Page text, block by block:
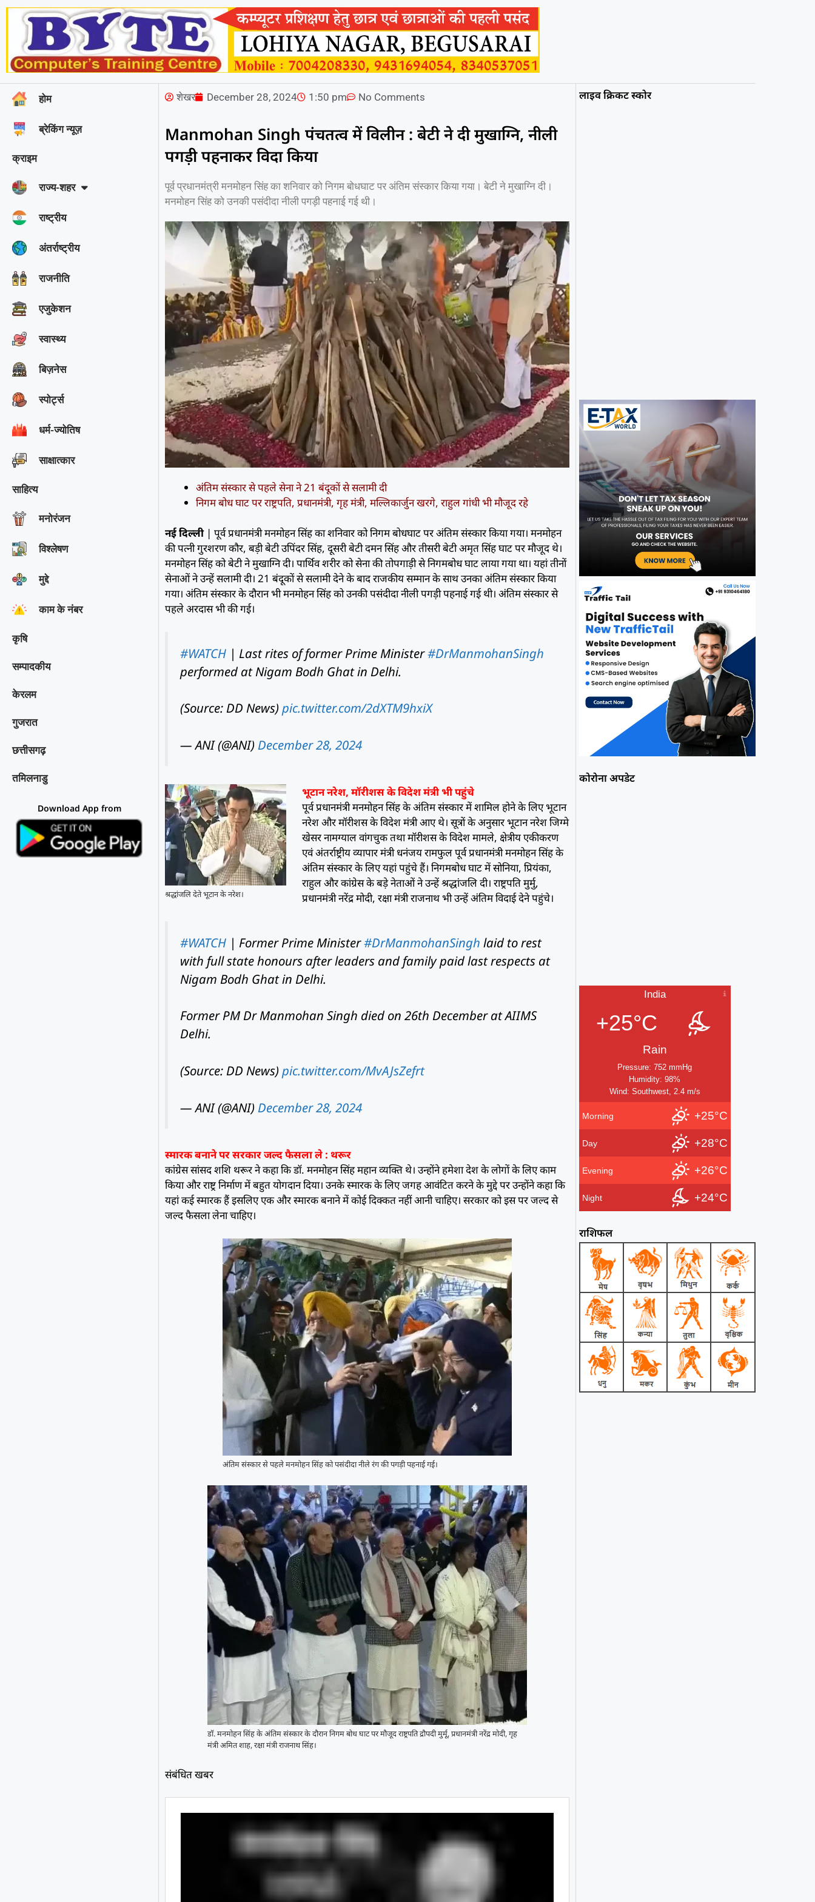
होम
ब्रेकिंग न्यूज़
क्राइम
राज्‍य-शहर
राष्ट्रीय
अंतर्राष्ट्रीय
राजनीति
एजुकेशन
स्वास्थ्य
बिज़नेस
स्पोर्ट्स
धर्म-ज्योतिष
साक्षात्‍कार
साहित्य
मनोरंजन
विश्‍लेषण
मुद्दे
काम के नंबर
कृषि
सम्पादकीय
केरलम
गुजरात
छत्तीसगढ़
तमिलनाडु
Download App from
शेखर December 28, 2024 1:50 pm No Comments
Manmohan Singh पंचतत्व में विलीन : बेटी ने दी मुखाग्नि, नीली
पगड़ी पहनाकर विदा किया
पूर्व प्रधानमंत्री मनमोहन सिंह का शनिवार को निगम बोधघाट पर अंतिम संस्कार किया गया। बेटी ने मुखाग्नि दी।
मनमोहन सिंह को उनकी पसंदीदा नीली पगड़ी पहनाई गई थी।
अंतिम संस्कार से पहले सेना ने 21 बंदूकों से सलामी दी
निगम बोध घाट पर राष्ट्रपति, प्रधानमंत्री, गृह मंत्री, मल्लिकार्जुन खरगे, राहुल गांधी भी मौजूद रहे
नई दिल्ली| पूर्व प्रधानमंत्री मनमोहन सिंह का शनिवार को निगम बोधघाट पर अंतिम संस्कार किया गया। मनमोहन
की पत्नी गुरशरण कौर, बड़ी बेटी उपिंदर सिंह, दूसरी बेटी दमन सिंह और तीसरी बेटी अमृत सिंह घाट पर मौजूद थे।
मनमोहन सिंह को बेटी ने मुखाग्नि दी। पार्थिव शरीर को सेना की तोपगाड़ी से निगमबोध घाट लाया गया था। यहां तीनों
सेनाओं ने उन्हें सलामी दी। 21 बंदूकों से सलामी देने के बाद राजकीय सम्मान के साथ उनका अंतिम संस्कार किया
गया। अंतिम संस्कार के दौरान भी मनमोहन सिंह को उनकी पसंदीदा नीली पगड़ी पहनाई गई थी। अंतिम संस्कार से
पहले अरदास भी की गई।
#WATCH | Last rites of former Prime Minister#DrManmohanSingh
performed at Nigam Bodh Ghat in Delhi.
(Source: DD News)pic.twitter.com/2dXTM9hxiX
— ANI (@ANI) December 28, 2024
श्रद्धांजलि देते भूटान के नरेश।
भूटान नरेश, मॉरीशस के विदेश मंत्री भी पहुंचे
पूर्व प्रधानमंत्री मनमोहन सिंह के अंतिम संस्कार में शामिल होने के लिए भूटान
नरेश और मॉरीशस के विदेश मंत्री आए थे। सूत्रों के अनुसार भूटान नरेश जिग्मे
खेसर नामग्याल वांगचुक तथा मॉरीशस के विदेश मामले, क्षेत्रीय एकीकरण
एवं अंतर्राष्ट्रीय व्यापार मंत्री धनंजय रामफुल पूर्व प्रधानमंत्री मनमोहन सिंह के
अंतिम संस्कार के लिए यहां पहुंचे हैं। निगमबोध घाट में सोनिया, प्रियंका,
राहुल और कांग्रेस के बड़े नेताओं ने उन्हें श्रद्धांजलि दी। राष्ट्रपति मुर्मु,
प्रधानमंत्री नरेंद्र मोदी, रक्षा मंत्री राजनाथ भी उन्हें अंतिम विदाई देने पहुंचे।
#WATCH | Former Prime Minister#DrManmohanSingh laid to rest
with full state honours after leaders and family paid last respects at
Nigam Bodh Ghat in Delhi.
Former PM Dr Manmohan Singh died on 26th December at AIIMS
Delhi.
(Source: DD News)pic.twitter.com/MvAJsZefrt
— ANI (@ANI) December 28, 2024
स्मारक बनाने पर सरकार जल्द फैसला ले : थरूर
कांग्रेस सांसद शशि थरूर ने कहा कि डॉ. मनमोहन सिंह महान व्यक्ति थे। उन्होंने हमेशा देश के लोगों के लिए काम
किया और राष्ट्र निर्माण में बहुत योगदान दिया। उनके स्मारक के लिए जगह आवंटित करने के मुद्दे पर उन्होंने कहा कि
यहां कई स्मारक हैं इसलिए एक और स्मारक बनाने में कोई दिक्कत नहीं आनी चाहिए। सरकार को इस पर जल्द से
जल्द फैसला लेना चाहिए।
अंतिम संस्कार से पहले मनमोहन सिंह को पसंदीदा नीले रंग की पगड़ी पहनाई गई।
डॉ. मनमोहन सिंह के अंतिम संस्कार के दौरान निगम बोध घाट पर मौजूद राष्ट्रपति द्रौपदी मुर्मू, प्रधानमंत्री नरेंद्र मोदी, गृह
मंत्री अमित शाह, रक्षा मंत्री राजनाथ सिंह।
संबंधित खबर
लाइव क्रिकट स्कोर
कोरोना अपडेट
India
+25°C
Rain
Pressure: 752 mmHg
Humidity: 98%
Wind: Southwest, 2.4 m/s
Morning +25°C
Day +28°C
Evening +26°C
Night +24°C
राशिफल